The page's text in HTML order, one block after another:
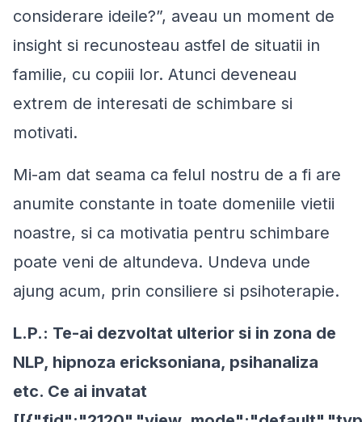
considerare ideile?”, aveau un moment de
insight si recunosteau astfel de situatii in
familie, cu copiii lor. Atunci deveneau
extrem de interesati de schimbare si
motivati.
Mi-am dat seama ca felul nostru de a fi are
anumite constante in toate domeniile vietii
noastre, si ca motivatia pentru schimbare
poate veni de altundeva. Undeva unde
ajung acum, prin consiliere si psihoterapie.
L.P.: Te-ai dezvoltat ulterior si in zona de
NLP, hipnoza ericksoniana, psihanaliza
etc. Ce ai invatat